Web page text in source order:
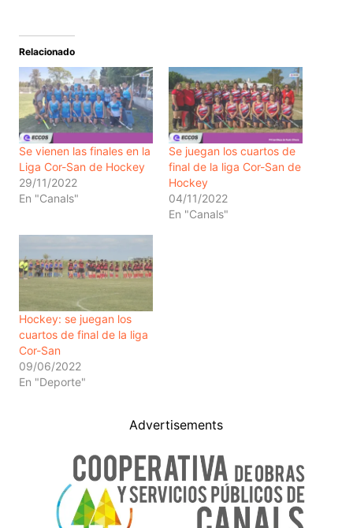
Relacionado
Se vienen las finales en la
Liga Cor-San de Hockey
29/11/2022
En "Canals"
Se juegan los cuartos de
final de la liga Cor-San de
Hockey
04/11/2022
En "Canals"
Hockey: se juegan los
cuartos de final de la liga
Cor-San
09/06/2022
En "Deporte"
Advertisements